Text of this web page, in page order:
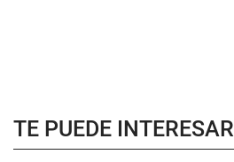
TE PUEDE INTERESAR